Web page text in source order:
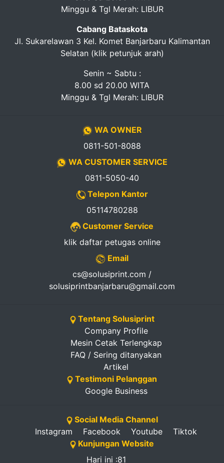
Minggu & Tgl Merah: LIBUR
Cabang Bataskota
Jl. Sukarelawan 3 Kel. Komet Banjarbaru Kalimantan
Selatan (klik petunjuk arah)
Senin ~ Sabtu :
8.00 sd 20.00 WITA
Minggu & Tgl Merah: LIBUR
WA OWNER
0811-501-8088
WA CUSTOMER SERVICE
0811-5050-40
Telepon Kantor
05114780288
Customer Service
klik daftar petugas online
Email
cs@solusiprint.com /
solusiprintbanjarbaru@gmail.com
Tentang Solusiprint
Company Profile
Mesin Cetak Terlengkap
FAQ / Sering ditanyakan
Artikel
Testimoni Pelanggan
Google Business
Social Media Channel
Instagram
Facebook Youtube
Tiktok
Kunjungan Website
Hari ini :81